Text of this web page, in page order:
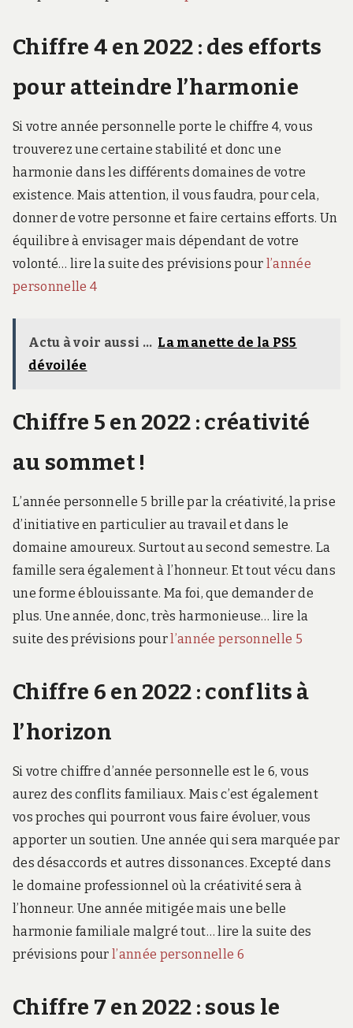
Chiffre 4 en 2022 : des efforts
pour atteindre l’harmonie
Si votre année personnelle porte le chiffre 4, vous
trouverez une certaine stabilité et donc une
harmonie dans les différents domaines de votre
existence. Mais attention, il vous faudra, pour cela,
donner de votre personne et faire certains efforts. Un
équilibre à envisager mais dépendant de votre
volonté… lire la suite des prévisions pour l’année
personnelle 4
Actu à voir aussi ... La manette de la PS5
dévoilée
Chiffre 5 en 2022 : créativité
au sommet !
L’année personnelle 5 brille par la créativité, la prise
d’initiative en particulier au travail et dans le
domaine amoureux. Surtout au second semestre. La
famille sera également à l’honneur. Et tout vécu dans
une forme éblouissante. Ma foi, que demander de
plus. Une année, donc, très harmonieuse… lire la
suite des prévisions pourl’année personnelle 5
Chiffre 6 en 2022 : conflits à
l’horizon
Si votre chiffre d’année personnelle est le 6, vous
aurez des conflits familiaux. Mais c’est également
vos proches qui pourront vous faire évoluer, vous
apporter un soutien. Une année qui sera marquée par
des désaccords et autres dissonances. Excepté dans
le domaine professionnel où la créativité sera à
l’honneur. Une année mitigée mais une belle
harmonie familiale malgré tout… lire la suite des
prévisions pourl’année personnelle 6
Chiffre 7 en 2022 : sous le